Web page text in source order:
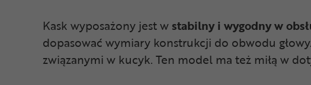
Kask wyposażony jest w stabilny i wygodny w
dopasować wymiary konstrukcji do obwodu
związanymi w kucyk. Ten model ma też miłą w